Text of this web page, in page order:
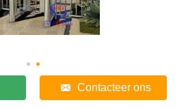
Contacteer ons